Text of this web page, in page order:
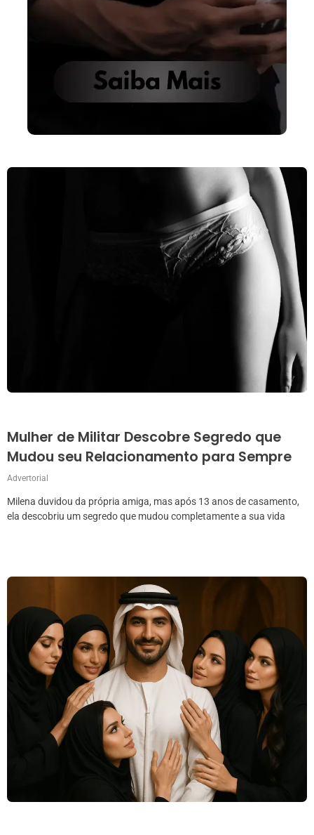
Mulher de Militar Descobre Segredo que
Mudou seu Relacionamento para Sempre
Advertorial
Milena duvidou da própria amiga, mas após 13 anos de casamento,
ela descobriu um segredo que mudou completamente a sua vida